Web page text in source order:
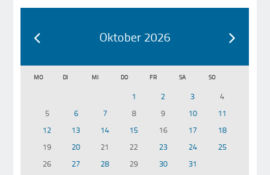
Oktober 2026
MO DI MI DO FR SA SO
1 2 3
4
5
6 7 8 9 10
11
12
13 14 15 16 17
18
19
20 21 22 23 24
25
26
27 28 29 30 31